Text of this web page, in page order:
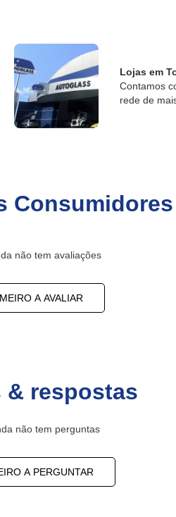
Lojas em
Contamos
rede de
Consumidores
não tem avaliações
A AVALIAR
& respostas
não tem perguntas
A PERGUNTAR